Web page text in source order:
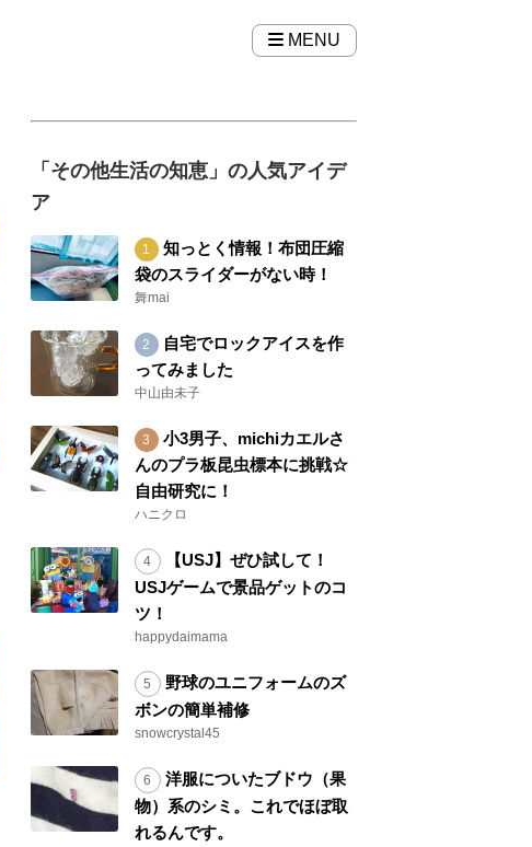
MENU
「その他生活の知恵」の人気アイデ
ア
知っとく情報！布団圧縮
袋のスライダーがない時！
舞mai
自宅でロックアイスを作
ってみました
中山由未子
小3男子、michiカエルさ
んのプラ板昆虫標本に挑戦☆
自由研究に！
ハニクロ
【USJ】ぜひ試して！
USJゲームで景品ゲットのコ
ツ！
happydaimama
野球のユニフォームのズ
ボンの簡単補修
snowcrystal45
洋服についたブドウ（果
物）系のシミ。これでほぼ取
れるんです。